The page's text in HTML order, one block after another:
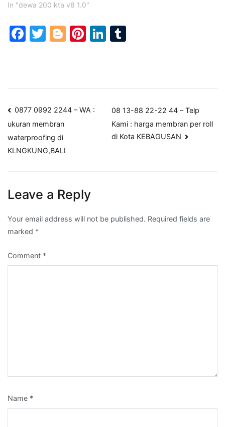
In "dewa 200 kta v8 1.0"
Facebook
Twitter
Blogger
Pinterest
LinkedIn
Post
navigation
0877 0992 2244 – WA :
ukuran membran
waterproofing di
KLNGKUNG,BALI
08 13-88 22-22 44 – Telp
Kami : harga membran per roll
di Kota KEBAGUSAN
Leave a Reply
Your email address will not be published. Required fields are
marked *
Comment *
Name *